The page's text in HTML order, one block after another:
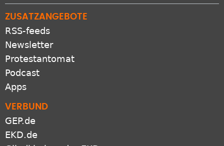
ZUSATZANGEBOTE
RSS-feeds
Newsletter
Protestantomat
Podcast
Apps
VERBUND
GEP.de
EKD.de